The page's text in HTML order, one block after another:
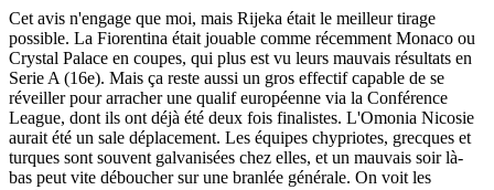
Cet avis n'engage que moi, mais Rijeka était le meilleur tirage
possible. La Fiorentina était jouable comme récemment Monaco ou
Crystal Palace en coupes, qui plus est vu leurs mauvais résultats en
Serie A (16e). Mais ça reste aussi un gros effectif capable de se
réveiller pour arracher une qualif européenne via la Conférence
League, dont ils ont déjà été deux fois finalistes. L'Omonia Nicosie
aurait été un sale déplacement. Les équipes chypriotes, grecques et
turques sont souvent galvanisées chez elles, et un mauvais soir là-
bas peut vite déboucher sur une branlée générale. On voit les